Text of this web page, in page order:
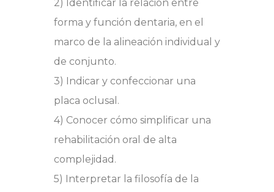
2) Identificar la relación entre
forma y función dentaria, en el
marco de la alineación individual y
de conjunto.
3) Indicar y confeccionar una
placa oclusal.
4) Conocer cómo simplificar una
rehabilitación oral de alta
complejidad.
5) Interpretar la filosofía de la